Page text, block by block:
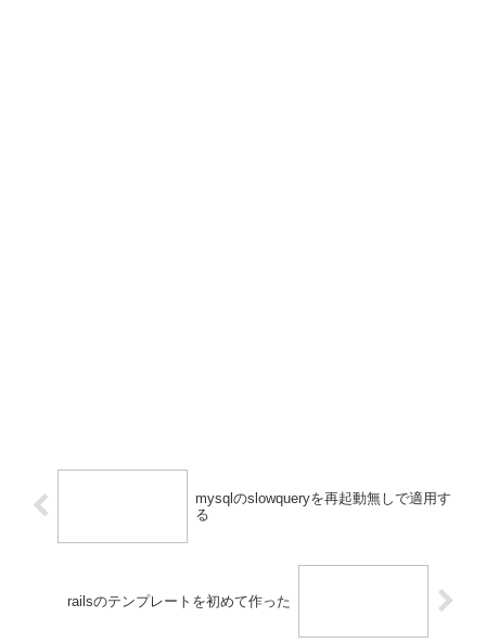
mysqlのslowqueryを再起動無しで適用す
る
railsのテンプレートを初めて作った